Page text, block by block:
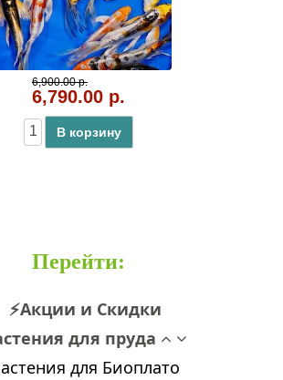
6,900.00 р.
6,790.00 р.
В корзину
Перейти:
⚡Акции и Скидки
для пруда
для Биоплато